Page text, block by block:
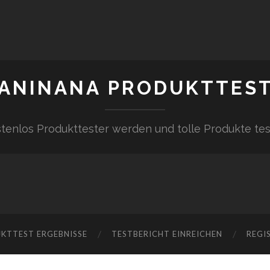
Produkttester werden und tolle Produkte
ERGEBNISSE TESTBERICHT EINREICHEN